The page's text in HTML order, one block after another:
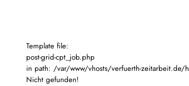
Template file:
post-grid-cpt_job.php
in path: /var/www/vhosts/verfuerth-zeitarbeit.de/
Nicht gefunden!